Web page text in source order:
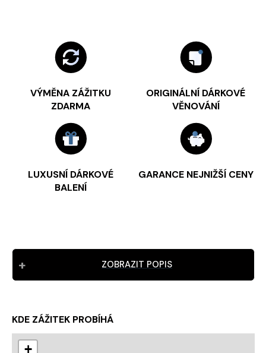
VÝMĚNA ZÁŽITKU
ZDARMA
ORIGINÁLNÍ DÁRKOVÉ
VĚNOVÁNÍ
LUXUSNÍ DÁRKOVÉ
BALENÍ
GARANCE NEJNIŽŠÍ CENY
ZOBRAZIT POPIS
KDE ZÁŽITEK PROBÍHÁ
+